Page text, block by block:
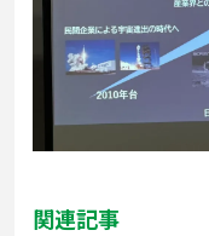
関連記事